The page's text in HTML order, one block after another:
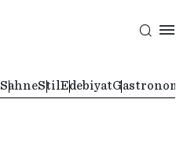
SahneStil EdebiyatGastronomi